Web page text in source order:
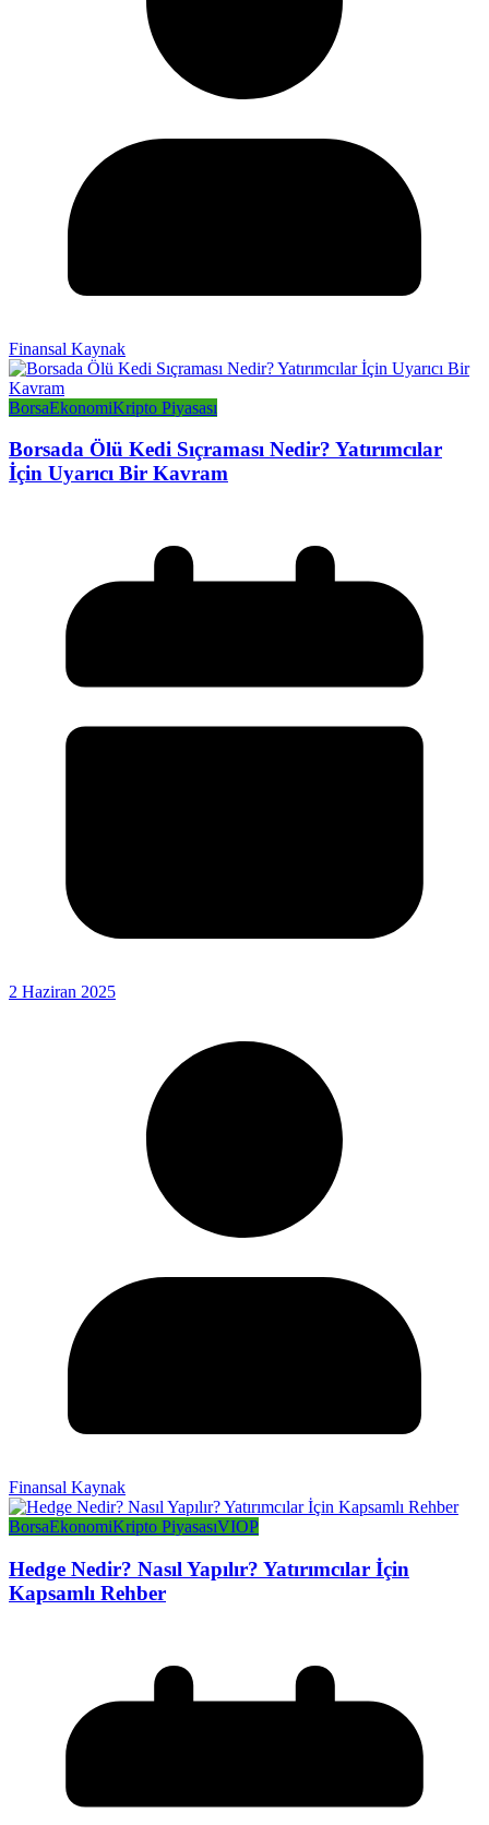
Finansal Kaynak
BorsaEkonomiKripto Piyasası
Borsada Ölü Kedi Sıçraması Nedir? Yatırımcılar
İçin Uyarıcı Bir Kavram
2 Haziran 2025
Finansal Kaynak
BorsaEkonomiKripto PiyasasıVIOP
Hedge Nedir? Nasıl Yapılır? Yatırımcılar İçin
Kapsamlı Rehber